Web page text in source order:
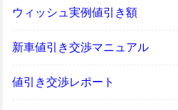
ウィッシュ実例値引き額
新車値引き交渉マニュアル
値引き交渉レポート